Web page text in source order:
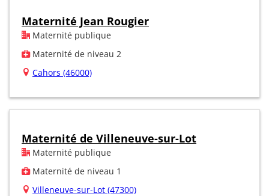
Maternité Jean Rougier
Maternité publique
Maternité de niveau 2
Cahors (46000)
Maternité de Villeneuve-sur-Lot
Maternité publique
Maternité de niveau 1
Villeneuve-sur-Lot (47300)